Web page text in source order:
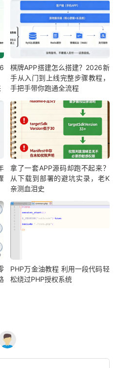
棋牌APP搭建怎么搭建？2026新
手从入门到上线完整步骤教程，
手把手带你跑通全流程
拿了一套APP源码却跑不起来？
从下载到部署的避坑实录，老K
亲测血泪史
PHP万金油教程 利用一段代码轻
松绕过PHP授权系统